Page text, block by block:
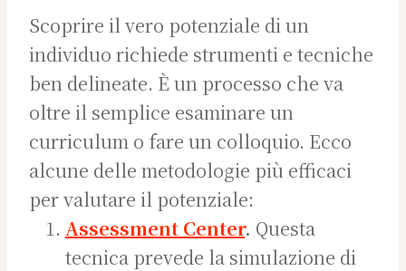
Scoprire il vero potenziale di un
individuo richiede strumenti e tecniche
ben delineate. È un processo che va
oltre il semplice esaminare un
curriculum o fare un colloquio. Ecco
alcune delle metodologie più efficaci
per valutare il potenziale:
Assessment Center. Questa
tecnica prevede la simulazione di